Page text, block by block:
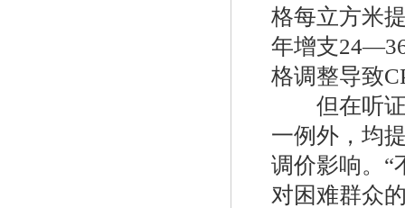
格每立方米
年增支
格调整导致
但在听证
一例外，均
调价影响。“
对困难群众